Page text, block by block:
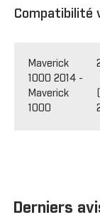
Compatibilité
Maverick
1000 2014 -
Maverick
1000
(TURBO)
Derniers